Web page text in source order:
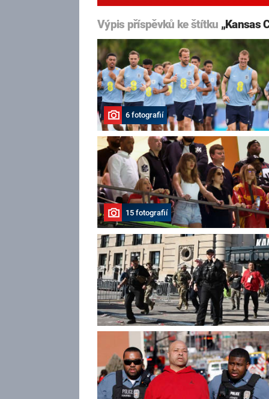
Výpis příspěvků ke štítku „Kansas
6 fotografií
15 fotografií